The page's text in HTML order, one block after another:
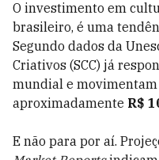
O investimento em
brasileiro, é uma
Segundo dados da
Criativos (SCC) já
mundial e
aproximadamente R$
E não para por aí.